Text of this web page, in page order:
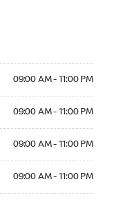
09:00 AM - 11:00 PM
09:00 AM - 11:00 PM
09:00 AM - 11:00 PM
09:00 AM - 11:00 PM